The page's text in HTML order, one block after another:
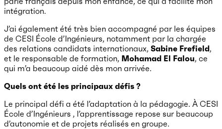
intégration.
J’ai également été très bien accompagné par les équipes
de CESI École d’Ingénieurs, notamment par la chargée
des relations candidats internationaux, Sabine Frefield,
et le responsable de formation, Mohamad El Falou, ce
qui m’a beaucoup aidé dès mon arrivée.
Quels ont été les principaux défis ?
Le principal défi a été l’adaptation à la pédagogie. À CESI
École d’Ingénieurs , l’apprentissage repose sur beaucoup
d’autonomie et de projets réalisés en groupe.